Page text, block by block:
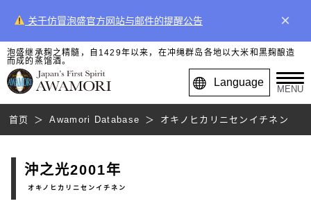
关于仿冒泡盛官方网站与邮件的提醒公告 ×
泡盛继承麹之精髓，自1429年以来，在冲绳群岛各地以大米和黑麹酿造
而成的蒸馏酒。
Language
MENU
首页 Awamori Database オキノヒカリニセンイチネン
沖之光2001年
オキノヒカリニセンイチネン